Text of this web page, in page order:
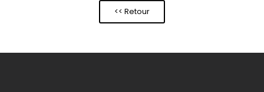
<< Retour